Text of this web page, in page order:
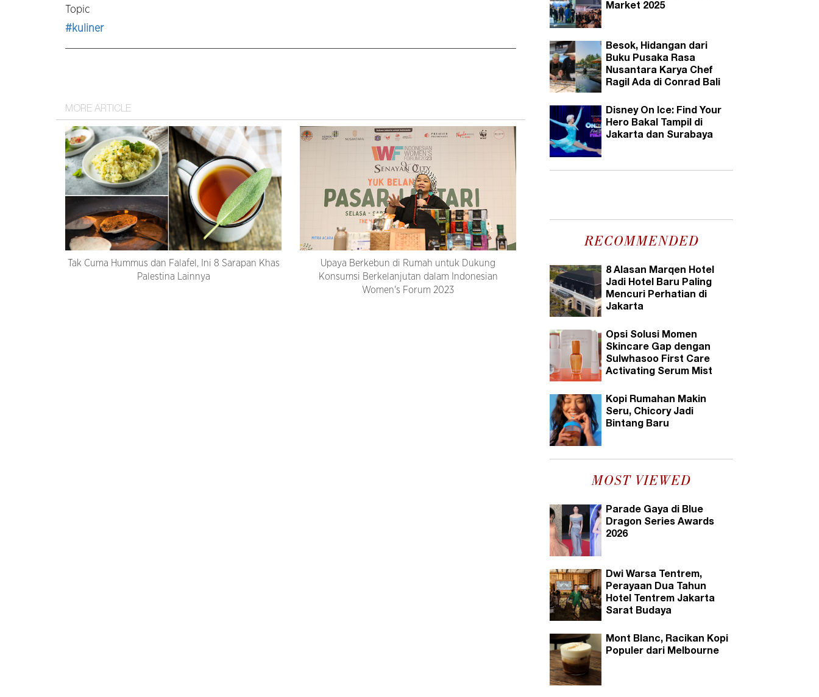
Topic
#kuliner
MORE ARTICLE
Tak Cuma Hummus dan Falafel, Ini 8 Sarapan Khas
Palestina Lainnya
Upaya Berkebun di Rumah untuk Dukung
Konsumsi Berkelanjutan dalam Indonesian
Women's Forum 2023
Market 2025
Besok, Hidangan dari
Buku Pusaka Rasa
Nusantara Karya Chef
Ragil Ada di Conrad Bali
Disney On Ice: Find Your
Hero Bakal Tampil di
Jakarta dan Surabaya
RECOMMENDED
8 Alasan Marqen Hotel
Jadi Hotel Baru Paling
Mencuri Perhatian di
Jakarta
Opsi Solusi Momen
Skincare Gap dengan
Sulwhasoo First Care
Activating Serum Mist
Kopi Rumahan Makin
Seru, Chicory Jadi
Bintang Baru
MOST VIEWED
Parade Gaya di Blue
Dragon Series Awards
2026
Dwi Warsa Tentrem,
Perayaan Dua Tahun
Hotel Tentrem Jakarta
Sarat Budaya
Mont Blanc, Racikan Kopi
Populer dari Melbourne